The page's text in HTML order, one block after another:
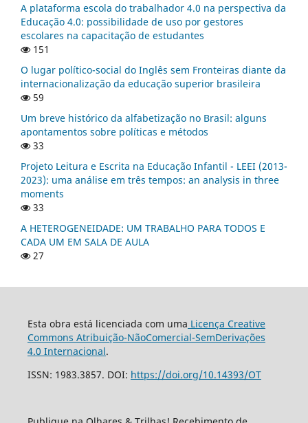
A plataforma escola do trabalhador 4.0 na perspectiva da
Educação 4.0: possibilidade de uso por gestores
escolares na capacitação de estudantes
151
O lugar político-social do Inglês sem Fronteiras diante da
internacionalização da educação superior brasileira
59
Um breve histórico da alfabetização no Brasil: alguns
apontamentos sobre políticas e métodos
33
Projeto Leitura e Escrita na Educação Infantil - LEEI (2013-
2023): uma análise em três tempos: an analysis in three
moments
33
A HETEROGENEIDADE: UM TRABALHO PARA TODOS E
CADA UM EM SALA DE AULA
27
Esta obra está licenciada com uma Licença Creative
Commons Atribuição-NãoComercial-SemDerivações
4.0 Internacional.
ISSN: 1983.3857. DOI: https://doi.org/10.14393/OT